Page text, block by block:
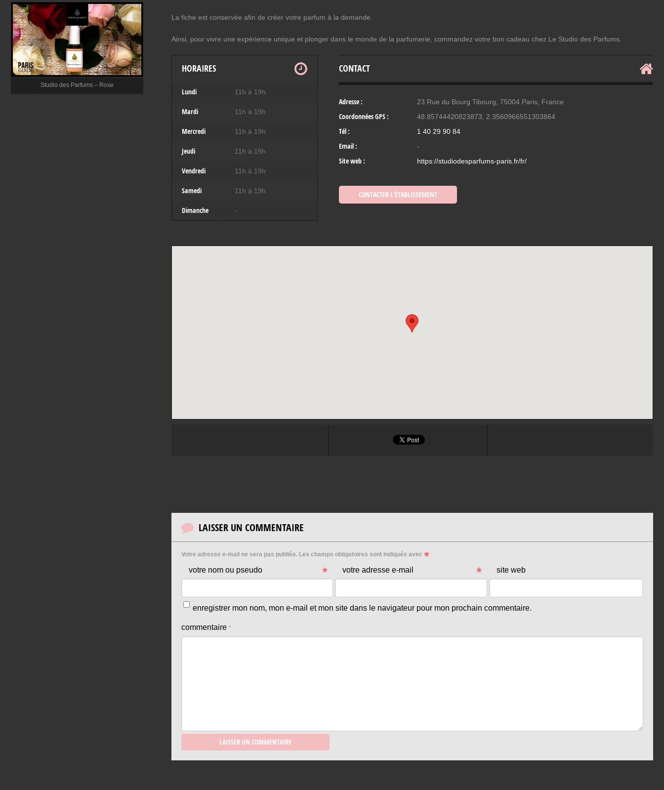
Studio des Parfums – Rose
La fiche est conservée afin de créer votre parfum à la demande.
Ainsi, pour vivre une expérience unique et plonger dans le monde de la parfumerie, commandez votre bon cadeau chez Le Studio des Parfums.
HORAIRES
Lundi 11h à 19h
Mardi 11h à 19h
Mercredi 11h à 19h
Jeudi 11h à 19h
Vendredi 11h à 19h
Samedi 11h à 19h
Dimanche -
CONTACT
Adresse : 23 Rue du Bourg Tibourg, 75004 Paris, France
Coordonnées GPS : 48.85744420823873, 2.3560966551303864
Tél : 1 40 29 90 84
Email : -
Site web : https://studiodesparfums-paris.fr/fr/
CONTACTER L'ÉTABLISSEMENT
LAISSER UN COMMENTAIRE
Votre adresse e-mail ne sera pas publiée.Les champs obligatoires sont indiqués avec
votre nom ou pseudo votre adresse e-mail site web
enregistrer mon nom, mon e-mail et mon site dans le navigateur pour mon prochain commentaire.
commentaire *